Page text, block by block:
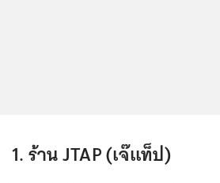
1. ร้าน JTAP (เจ๊แท็ป)